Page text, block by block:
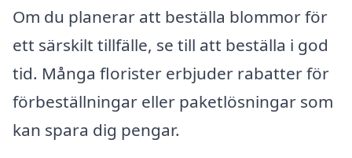
Om du planerar att beställa blommor för
ett särskilt tillfälle, se till att beställa i god
tid. Många florister erbjuder rabatter för
förbeställningar eller paketlösningar som
kan spara dig pengar.